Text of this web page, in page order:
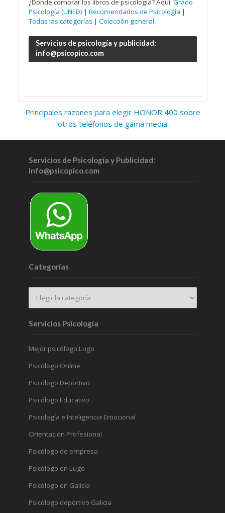
¿Dónde comprar los libros de psicología? Aquí: Grado
Psicología (UNED) | Recomendados de Psicología |
Todas las categorías | Colección general
Servicios de psicología y publicidad:
info@psicopico.com
Principales razones para elegir HONOR 400 sobre
otros teléfonos de gama media
Servicios de Psicología y Publicidad:
info@psicopico.com
Categorías
Servicios Psicología
Mejor psicólogo Lugo
Psicólogo Online
Psicólogo Deportivo
Psicólogo Educativo
Psicología e Inteligencia Emocional
Orientación Profesional
Psicólogo de empresa
Psicólogo en Lugo
Psicólogo en Galicia
Psicólogo deportivo Galicia